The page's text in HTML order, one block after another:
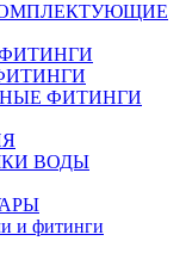
ФИТИНГИ
ВОДЫ
и фитинги